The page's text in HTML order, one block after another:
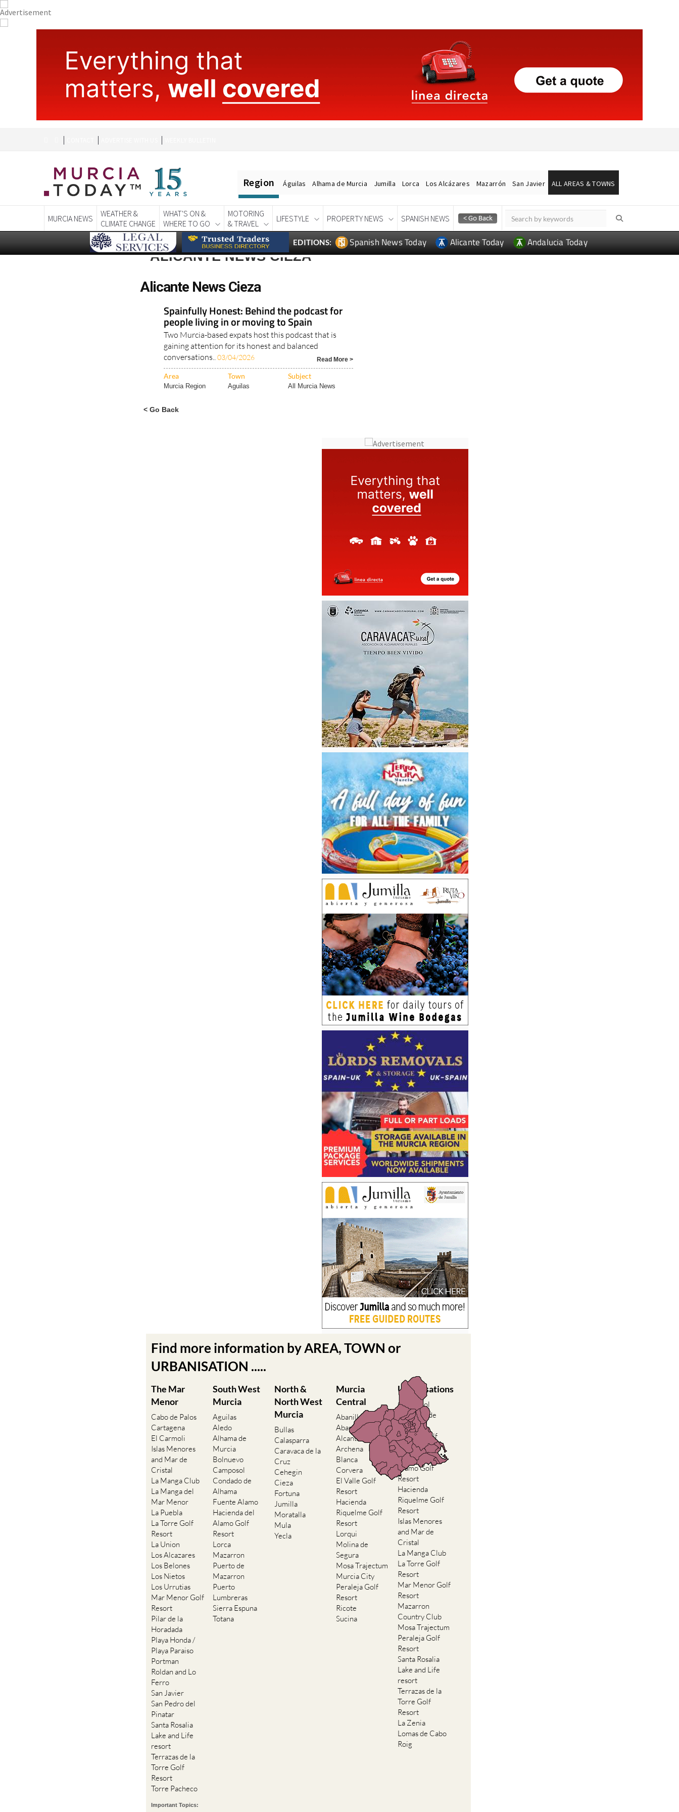
Region Águilas Alhama de Murcia Jumilla Lorca Los Alcázares Mazarrón San Javier ALL AREAS & TOWNS
MURCIA NEWS
WEATHER &
CLIMATE CHANGE
WHAT'S ON &
WHERE TO GO
MOTORING
& TRAVEL
LIFESTYLE PROPERTY NEWS SPANISH NEWS
EDITIONS: Spanish News Today Alicante Today Andalucia Today
ALICANTE NEWS CIEZA
Alicante News Cieza
Spainfully Honest: Behind the podcast for
people living in or moving to Spain
Two Murcia-based expats host this podcast that is
gaining attention for its honest and balanced
conversations..03/04/2026 Read More >
Area Town Subject
Murcia Region Aguilas All Murcia News
< Go Back
Find more information by AREA, TOWN or
URBANISATION .....
The Mar
Menor
Cabo de Palos
Cartagena
El Carmoli
Islas Menores
and Mar de
Cristal
La Manga Club
La Manga del
Mar Menor
La Puebla
La Torre Golf
Resort
La Union
Los Alcazares
Los Belones
Los Nietos
Los Urrutias
Mar Menor Golf
Resort
Pilar de la
Horadada
Playa Honda /
Playa Paraiso
Portman
Roldan and Lo
Ferro
San Javier
San Pedro del
Pinatar
Santa Rosalia
Lake and Life
resort
Terrazas de la
Torre Golf
Resort
Torre Pacheco
South West
Murcia
Aguilas
Aledo
Alhama de
Murcia
Bolnuevo
Camposol
Condado de
Alhama
Fuente Alamo
Hacienda del
Alamo Golf
Resort
Lorca
Mazarron
Puerto de
Mazarron
Puerto
Lumbreras
Sierra Espuna
Totana
North &
North West
Murcia
Bullas
Calasparra
Caravaca de la
Cruz
Cehegin
Cieza
Fortuna
Jumilla
Moratalla
Mula
Yecla
Murcia
Central
Abanilla
Abaran
Alcantarilla
Archena
Blanca
Corvera
El Valle Golf
Resort
Hacienda
Riquelme Golf
Resort
Lorqui
Molina de
Segura
Mosa Trajectum
Murcia City
Peraleja Golf
Resort
Ricote
Sucina
Urbanisations
Camposol
Condado de
Alhama
El Valle Golf
Resort
Hacienda del
Alamo Golf
Resort
Hacienda
Riquelme Golf
Resort
Islas Menores
and Mar de
Cristal
La Manga Club
La Torre Golf
Resort
Mar Menor Golf
Resort
Mazarron
Country Club
Mosa Trajectum
Peraleja Golf
Resort
Santa Rosalia
Lake and Life
resort
Terrazas de la
Torre Golf
Resort
La Zenia
Lomas de Cabo
Roig
Important Topics: